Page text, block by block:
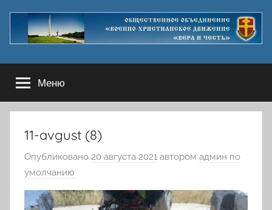
содержимому
Меню
11-avgust (8)
Опубликовано 20 августа 2021 автором админ по
умолчанию